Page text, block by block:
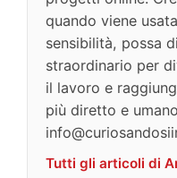
quando viene
sensibilità, possa
straordinario per
il lavoro e
più diretto e
Tutti gli articoli di